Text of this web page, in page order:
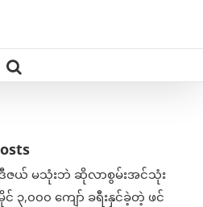
ဇယ် မသုံးဘဲ ဆိုလာစွမ်းအင်သုံး
၃,၀၀၀ ကျော် ခရီးနှင်ခဲ့တဲ့ ဖင်